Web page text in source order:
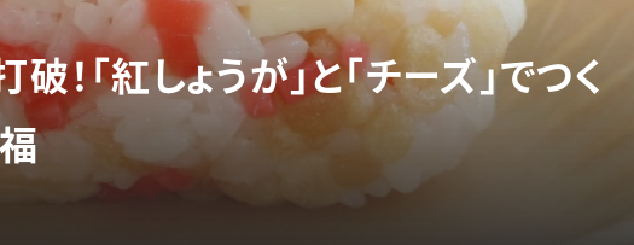
！「紅しょうが」と「チーズ」でつく